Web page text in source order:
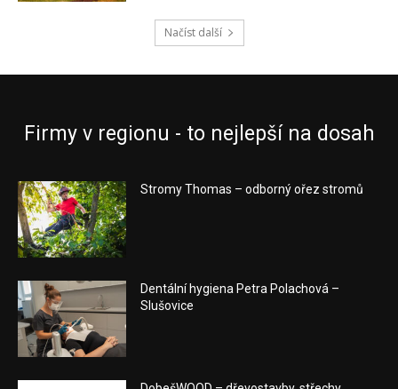
Načíst další
Firmy v regionu - to nejlepší na dosah
Stromy Thomas – odborný ořez stromů
Dentální hygiena Petra Polachová –
Slušovice